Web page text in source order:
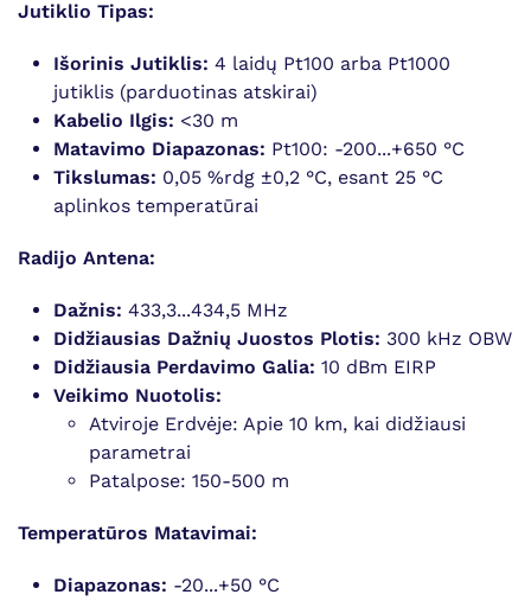
Jutiklio Tipas:
Išorinis Jutiklis: 4 laidų Pt100 arba Pt1000
jutiklis (parduotinas atskirai)
Kabelio Ilgis: <30 m
Matavimo Diapazonas: Pt100: -200...+650 °C
Tikslumas: 0,05 %rdg ±0,2 °C, esant 25 °C
aplinkos temperatūrai
Radijo Antena:
Dažnis: 433,3...434,5 MHz
Didžiausias Dažnių Juostos Plotis: 300 kHz OBW
Didžiausia Perdavimo Galia: 10 dBm EIRP
Veikimo Nuotolis:
Atviroje Erdvėje: Apie 10 km, kai didžiausi
parametrai
Patalpose: 150-500 m
Temperatūros Matavimai:
Diapazonas: -20...+50 °C